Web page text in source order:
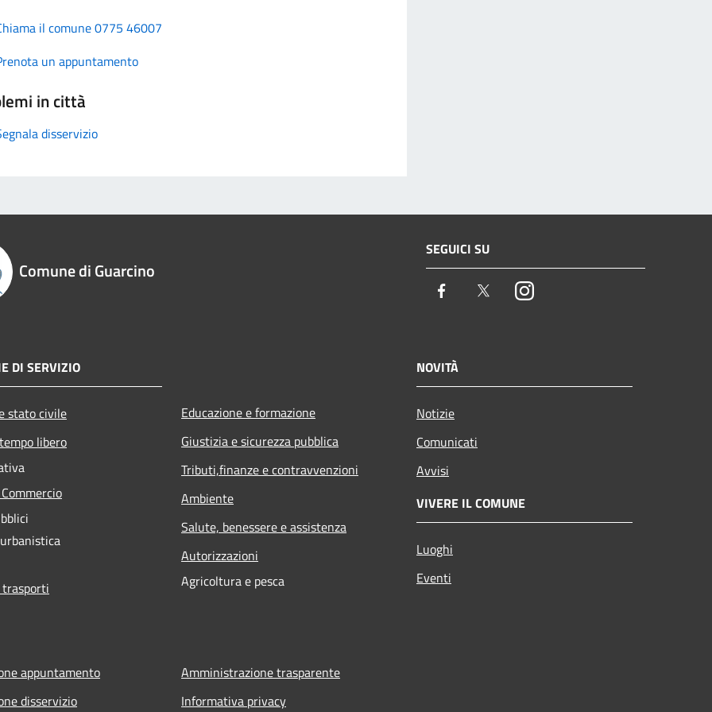
il comune 0775 46007
un appuntamento
in città
disservizio
Comune di Guarcino
SEGUICI SU
Facebook TwitterInstagram
DI SERVIZIO
stato civile
libero
Educazione e formazione
Giustizia e sicurezza pubblica
Tributi,finanze e contravvenzioni
Ambiente
Salute, benessere e assistenza
Autorizzazioni
Agricoltura e pesca
NOVITÀ
Notizie
Comunicati
Avvisi
VIVERE IL COMUNE
Luoghi
Eventi
appuntamento
disservizio
Amministrazione trasparente
Informativa privacy